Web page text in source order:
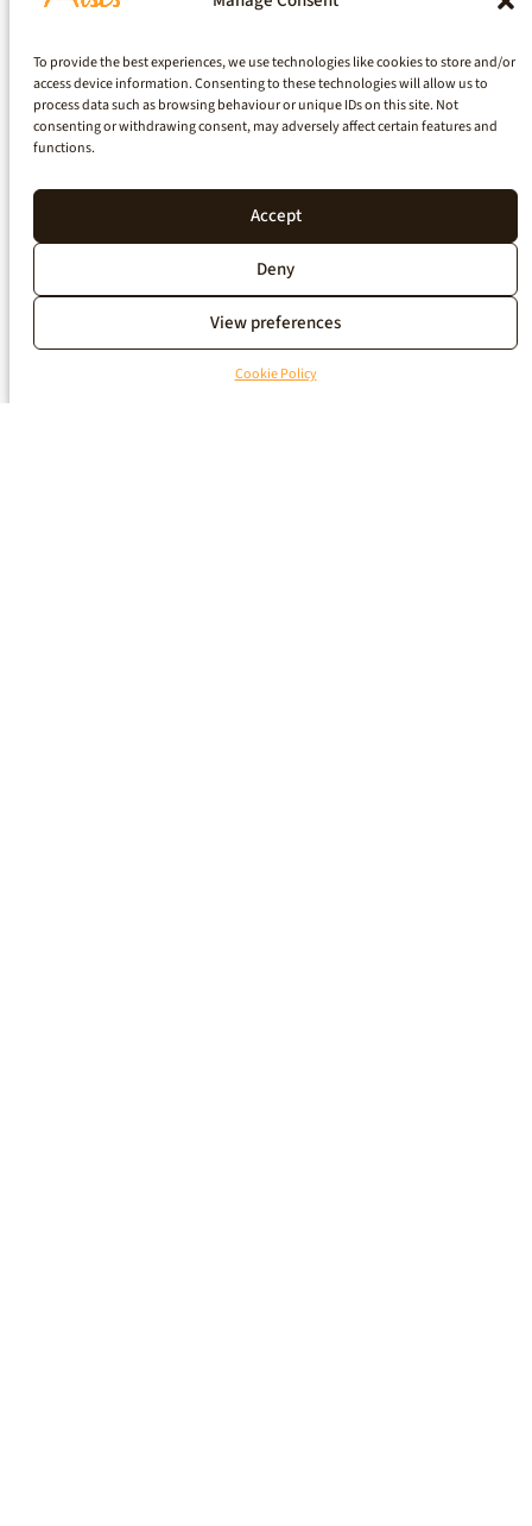
To provide the best experiences, we use technologies like cookies to store and/or
access device information. Consenting to these technologies will allow us to
process data such as browsing behaviour or unique IDs on this site. Not
consenting or withdrawing consent, may adversely affect certain features and
functions.
Accept
Deny
View preferences
Cookie Policy